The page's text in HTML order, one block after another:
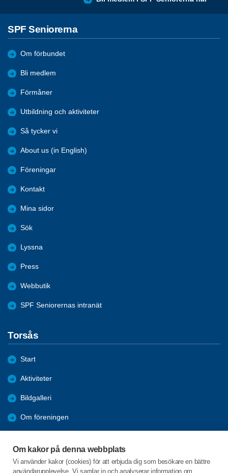
Om kakor på denna webbplats
Vi använder kakor (cookies) för att erbjuda dig som besökare en bättre
användarupplevelse. Vi samlar in och analyserar information om
SPF Seniorerna
Om förbundet
Bli medlem
Förmåner
Utbildning och aktiviteter
Så tycker vi
About us (in English)
Föreningar
Kontakt
Mina sidor
Sök
Lyssna
Press
Webbutik
SPF Seniorernas intranät
Torsås
Start
Aktiviteter
Bildgalleri
Om föreningen
Bli medlem